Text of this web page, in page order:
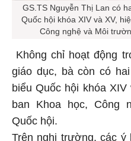
GS.TS Nguyễn Thị Lan có
Quốc hội khóa XIV và XV,
Công nghệ và Môi
Không chỉ hoạt động
giáo dục, bà còn có
biểu Quốc hội khóa
ban Khoa học, Công
Quốc hội.
Trên nghị trường, các ý